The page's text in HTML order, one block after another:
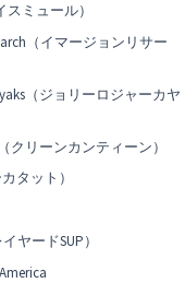
スミュール）
（イマージョンリサー
（ジョリーロジャーカヤ
クリーンカンティーン）
タット）
ヤードSUP）